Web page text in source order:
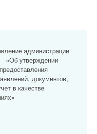
администрации
«Об утверждении
документов,
в качестве